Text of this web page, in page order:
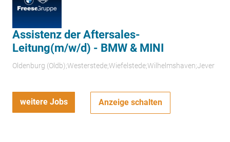
Assistenz der Aftersales-
Leitung(m/w/d) - BMW & MINI
Oldenburg (Oldb);Westerstede;Wiefelstede;Wilhelmshaven;Jever
weitere Jobs Anzeige schalten